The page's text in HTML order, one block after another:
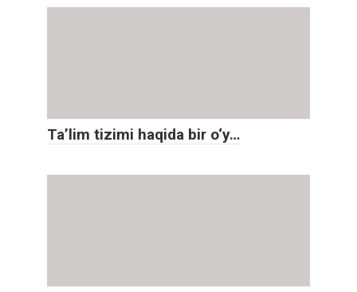
Ta’lim tizimi haqida bir o‘y…